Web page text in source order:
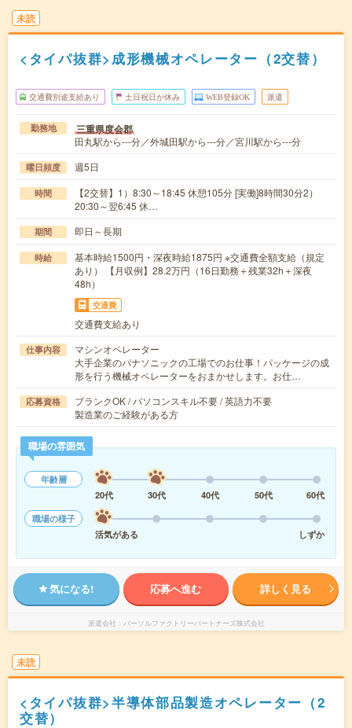
未読
<タイパ抜群>成形機械オペレーター（2交替）
交通費別途支給あり 土日祝日が休み WEB登録OK 派遣
勤務地 三重県度会郡
田丸駅から---分／外城田駅から---分／宮川駅から---分
曜日頻度 週5日
時間
【2交替】1）8:30～18:45 休憩105分 [実働]8時間30分2）
20:30～翌6:45 休…
期間 即日～長期
時給
基本時給1500円・深夜時給1875円 ※交通費全額支給（規定
あり） 【月収例】28.2万円（16日勤務＋残業32h＋深夜
48h）
交通費
交通費支給あり
仕事内容
マシンオペレーター
大手企業のパナソニックの工場でのお仕事！パッケージの成
形を行う機械オペレーターをおまかせします。お仕…
応募資格
ブランクOK / パソコンスキル不要 / 英語力不要
製造業のご経験がある方
職場の雰囲気
年齢層
20代
30代 40代 50代
60代
職場の様子
活気がある
しずか
気になる! 応募へ進む 詳しく見る
派遣会社 パーソルファクトリーパートナーズ株式会社
未読
<タイパ抜群>半導体部品製造オペレーター（2
交替）